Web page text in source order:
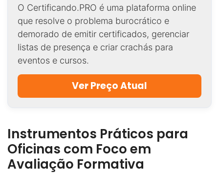
O Certificando.PRO é uma plataforma online
que resolve o problema burocrático e
demorado de emitir certificados, gerenciar
listas de presença e criar crachás para
eventos e cursos.
Ver Preço Atual
Instrumentos Práticos para
Oficinas com Foco em
Avaliação Formativa